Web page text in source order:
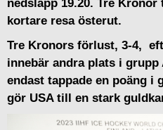
nedsläpp 19.20. Tre
kortare resa österut.
Tre Kronors förlust, 3-4,
innebär andra plats i grupp
endast tappade en poäng i
gör USA till en stark